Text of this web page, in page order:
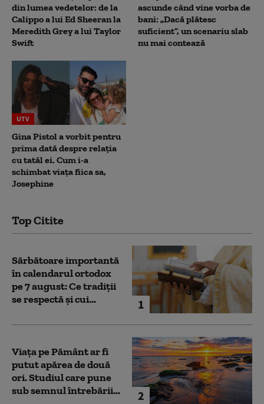
din lumea vedetelor: de la
Calippo a lui Ed Sheeran la
Meredith Grey a lui Taylor
Swift
ascunde când vine vorba de
bani: „Dacă plătesc
suficient”, un scenariu slab
nu mai contează
UTV
Gina Pistol a vorbit pentru
prima dată despre relația
cu tatăl ei. Cum i-a
schimbat viața fiica sa,
Josephine
Top Citite
1
Sărbătoare importantă
în calendarul ortodox
pe 7 august: Ce tradiții
se respectă și cui...
2
Viața pe Pământ ar fi
putut apărea de două
ori. Studiul care pune
sub semnul întrebării...